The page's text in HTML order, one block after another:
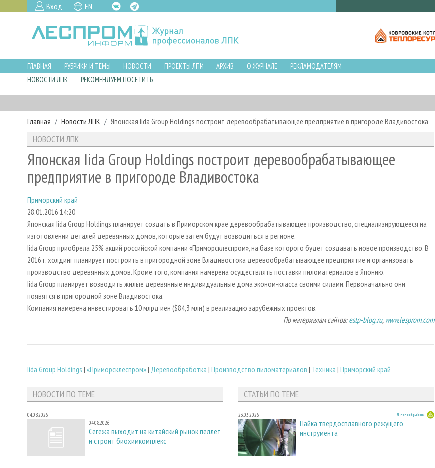
Вход EN
ГЛАВНАЯ РУБРИКИ И ТЕМЫ НОВОСТИ ПРОЕКТЫ ЛПИ АРХИВ О ЖУРНАЛЕ
РЕКЛАМОДАТЕЛЯМ
НОВОСТИ ЛПК
РЕКОМЕНДУЕМ ПОСЕТИТЬ
Главная Новости ЛПК Японская Iida Group Holdings построит деревообрабатывающее предприятие в пригороде Владивостока
НОВОСТИ ЛПК
Японская Iida Group Holdings построит деревообрабатывающее
предприятие в пригороде Владивостока
Приморский край
28.01.2016 14:20
Японская Iida Group Holdings планирует создать в Приморском крае деревообрабатывающее производство, специализирующееся на
изготовлении деталей деревянных домов, которые затем будут возводиться в регионе.
Iida Group приобрела 25% акций российской компании «Приморсклеспром», на базе которого будет создавать новое производство. В
2016 г. холдинг планирует построить в пригородной зоне Владивостока деревообрабатывающее предприятие и организовать
производство деревянных домов. Кроме того, компания намерена осуществлять поставки пиломатериалов в Японию.
Iida Group планирует возводить жилые деревянные индивидуальные дома эконом-класса своими силами. Первоначально они
появятся в пригородной зоне Владивостока.
Компания намерена инвестировать 10 млрд иен ($84,3 млн) в реализацию зарубежных проектов.
По материалам сайтов:estp-blog.ru, www.lesprom.com
Iida Group Holdings | «Приморсклеспром»| Деревообработка | Производство пиломатериалов | Техника | Приморский край
НОВОСТИ ПО ТЕМЕ
04.08.2026
04.08.2026
Сегежа выходит на китайский рынок пеллет
и строит биохимкомплекс
СТАТЬИ ПО ТЕМЕ
23.03.2026 Деревообработка
Пайка твердосплавного режущего
инструмента